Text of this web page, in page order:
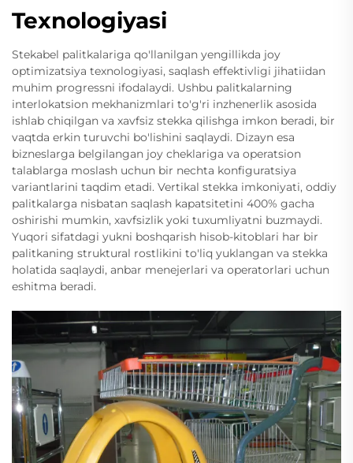
Texnologiyasi
Stekabel palitkalariga qo'llanilgan yengillikda joy
optimizatsiya texnologiyasi, saqlash effektivligi jihatiidan
muhim progressni ifodalaydi. Ushbu palitkalarning
interlokatsion mekhanizmlari to'g'ri inzhenerlik asosida
ishlab chiqilgan va xavfsiz stekka qilishga imkon beradi, bir
vaqtda erkin turuvchi bo'lishini saqlaydi. Dizayn esa
bizneslarga belgilangan joy cheklariga va operatsion
talablarga moslash uchun bir nechta konfiguratsiya
variantlarini taqdim etadi. Vertikal stekka imkoniyati, oddiy
palitkalarga nisbatan saqlash kapatsitetini 400% gacha
oshirishi mumkin, xavfsizlik yoki tuxumliyatni buzmaydi.
Yuqori sifatdagi yukni boshqarish hisob-kitoblari har bir
palitkaning struktural rostlikini to'liq yuklangan va stekka
holatida saqlaydi, anbar menejerlari va operatorlari uchun
eshitma beradi.